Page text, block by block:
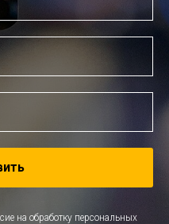
на обработку персональных